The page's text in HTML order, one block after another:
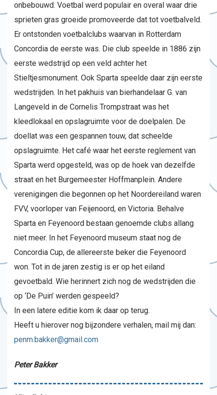
onbebouwd. Voetbal werd populair en overal waar drie
sprieten gras groeide promoveerde dat tot voetbalveld.
Er ontstonden voetbalclubs waarvan in Rotterdam
Concordia de eerste was. Die club speelde in 1886 zijn
eerste wedstrijd op een veld achter het
Stieltjesmonument. Ook Sparta speelde daar zijn eerste
wedstrijden. In het pakhuis van bierhandelaar G. van
Langeveld in de Cornelis Trompstraat was het
kleedlokaal en opslagruimte voor de doelpalen. De
doellat was een gespannen touw, dat scheelde
opslagruimte. Het café waar het eerste reglement van
Sparta werd opgesteld, was op de hoek van dezelfde
straat en het Burgemeester Hoffmanplein. Andere
verenigingen die begonnen op het Noordereiland waren
FVV, voorloper van Feijenoord, en Victoria. Behalve
Sparta en Feyenoord bestaan genoemde clubs allang
niet meer. In het Feyenoord museum staat nog de
Concordia Cup, de allereerste beker die Feyenoord
won. Tot in de jaren zestig is er op het eiland
gevoetbald. Wie herinnert zich nog de wedstrijden die
op ‘De Puin’ werden gespeeld?
In een latere editie kom ik daar op terug.
Heeft u hierover nog bijzondere verhalen, mail mij dan:
penm.bakker@gmail.com
Peter Bakker